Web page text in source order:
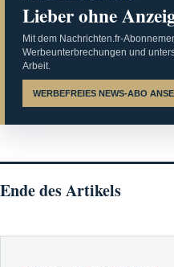
Lieber ohne
Mit dem Nachrichten.fr-
Werbeunterbrechungen und
Arbeit.
WERBEFREIES NEWS-ABO
Ende des Artikels